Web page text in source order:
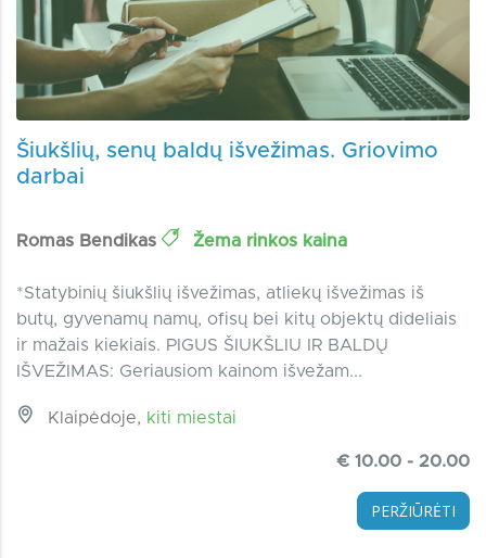
Šiukšlių, senų baldų išvežimas. Griovimo
darbai
Romas Bendikas Žema rinkos kaina
*Statybinių šiukšlių išvežimas, atliekų išvežimas iš
butų, gyvenamų namų, ofisų bei kitų objektų dideliais
ir mažais kiekiais. PIGUS ŠIUKŠLIU IR BALDŲ
IŠVEŽIMAS: Geriausiom kainom išvežam...
Klaipėdoje, kiti miestai
€ 10.00 - 20.00
PERŽIŪRĖTI